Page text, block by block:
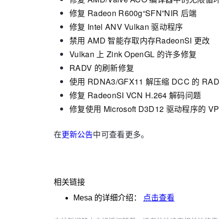
修复 Radeon R600g“SFN”NIR 后端
修复 Intel ANV Vulkan 驱动程序
禁用 AMD 智能存取内存RadeonSI 更改
Vulkan 上 Zink OpenGL 的许多修复
RADV 的刷新修复
使用 RDNA3/GFX11 解压缩 DCC 的
修复 RadeonSI VCN H.264 解码问题
修复使用 Microsoft D3D12 驱动程序的
在更新公告中可查看更多。
相关链接
Mesa 的详细介绍： 点击查看